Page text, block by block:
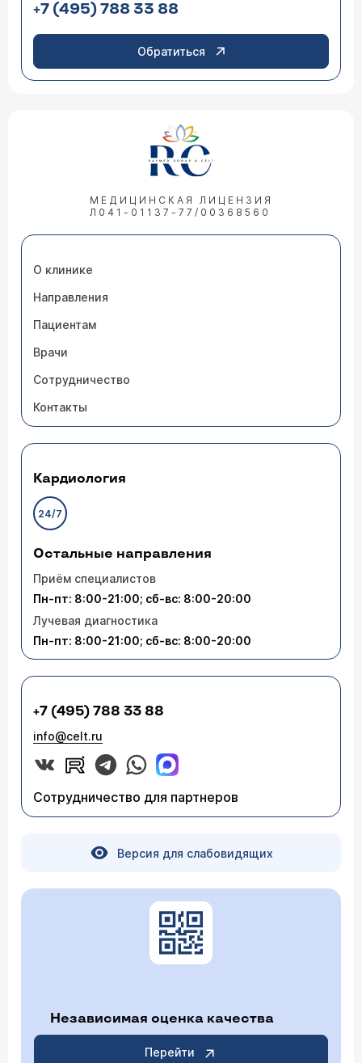
+7 (495) 788 33 88
Обратиться
МЕДИЦИНСКАЯ ЛИЦЕНЗИЯ
Л041-01137-77/00368560
О клинике
Направления
Пациентам
Врачи
Сотрудничество
Контакты
Кардиология
24/7
Остальные направления
Приём специалистов
Пн-пт: 8:00-21:00; сб-вс: 8:00-20:00
Лучевая диагностика
Пн-пт: 8:00-21:00; сб-вс: 8:00-20:00
+7 (495) 788 33 88
info@celt.ru
Сотрудничество для партнеров
Версия для слабовидящих
Независимая оценка качества
Перейти